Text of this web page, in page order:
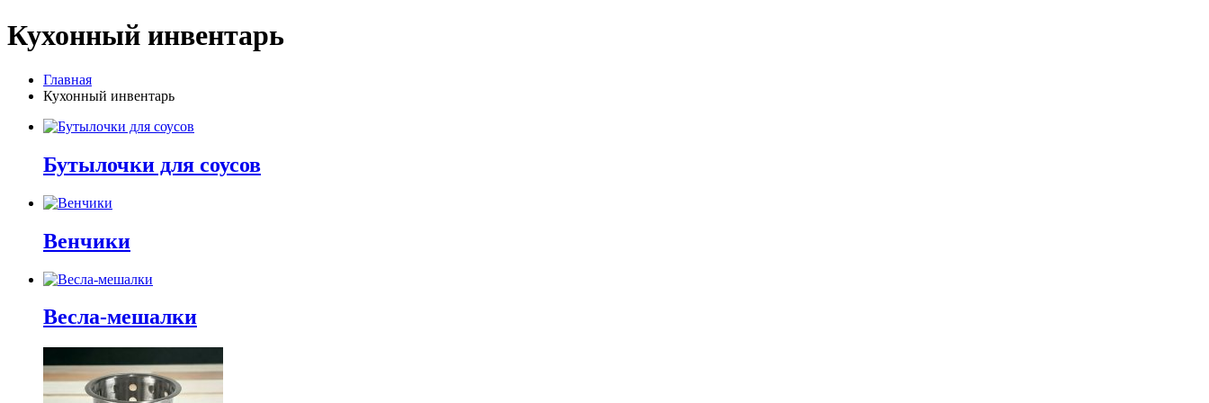
Кухонный инвентарь
Главная
Кухонный инвентарь
Бутылочки для соусов
Венчики
Весла-мешалки